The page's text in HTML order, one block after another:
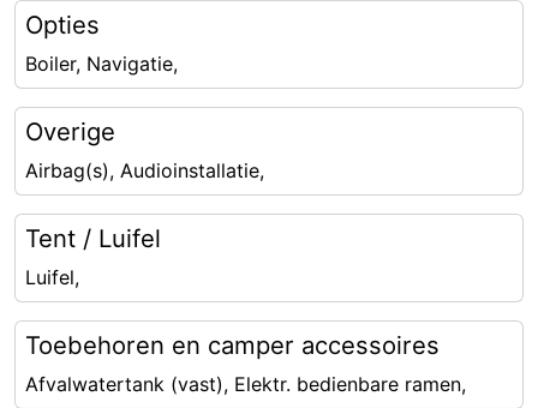
Opties
Boiler, Navigatie,
Overige
Airbag(s), Audioinstallatie,
Tent / Luifel
Luifel,
Toebehoren en camper accessoires
Afvalwatertank (vast), Elektr. bedienbare ramen,